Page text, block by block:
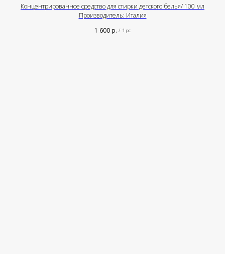
Концентрированное средство для стирки детского белья/ 100 мл
Производитель: Италия
1 600р. / 1 pc